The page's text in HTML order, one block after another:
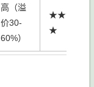
高（溢
价30-
60%）
★★★
★